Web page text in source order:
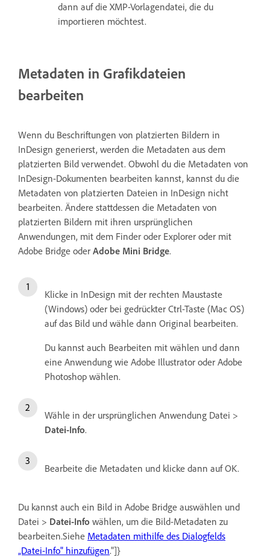
dann auf die XMP-Vorlagendatei, die du
importieren möchtest.
Metadaten in Grafikdateien
bearbeiten
Wenn du Beschriftungen von platzierten Bildern in
InDesign generierst, werden die Metadaten aus dem
platzierten Bild verwendet. Obwohl du die Metadaten von
InDesign-Dokumenten bearbeiten kannst, kannst du die
Metadaten von platzierten Dateien in InDesign nicht
bearbeiten. Ändere stattdessen die Metadaten von
platzierten Bildern mit ihren ursprünglichen
Anwendungen, mit dem Finder oder Explorer oder mit
Adobe Bridge oder Adobe Mini Bridge.
Klicke in InDesign mit der rechten Maustaste
(Windows) oder bei gedrückter Ctrl-Taste (Mac OS)
auf das Bild und wähle dann Original bearbeiten.
Du kannst auch Bearbeiten mit wählen und dann
eine Anwendung wie Adobe Illustrator oder Adobe
Photoshop wählen.
Wähle in der ursprünglichen Anwendung Datei >
Datei-Info.
Bearbeite die Metadaten und klicke dann auf OK.
Du kannst auch ein Bild in Adobe Bridge auswählen und
Datei > Datei-Info wählen, um die Bild-Metadaten zu
bearbeiten.Siehe Metadaten mithilfe des Dialogfelds
„Datei-Info" hinzufügen."]}